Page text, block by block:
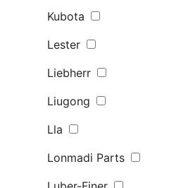
Kubota
Lester
Liebherr
Liugong
Lla
Lonmadi Parts